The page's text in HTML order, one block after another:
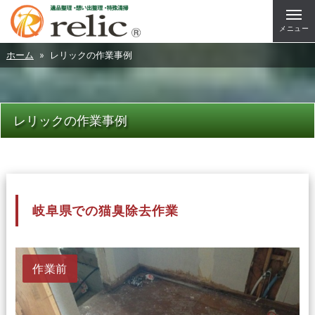
メニュー
ホーム » レリックの作業事例
レリックの作業事例
岐阜県での猫臭除去作業
作業前